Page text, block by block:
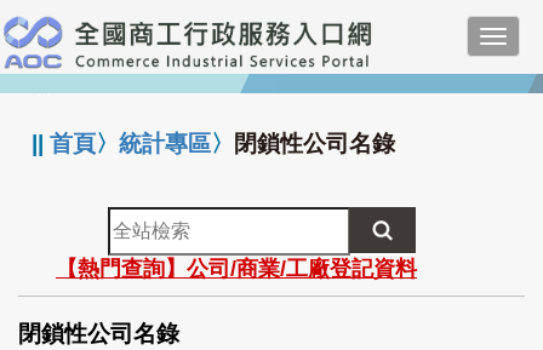
跳
到
主
要
:::
||首頁〉統計專區〉 閉鎖性公司名錄
全
站
檢
索
【熱門查詢】公司/商業/工廠登記資料
閉鎖性公司名錄